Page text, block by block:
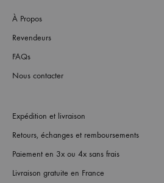
À Propos
Revendeurs
FAQs
Nous contacter
Expédition et livraison
Retours, échanges et remboursements
Paiement en 3x ou 4x sans frais
Livraison gratuite en France